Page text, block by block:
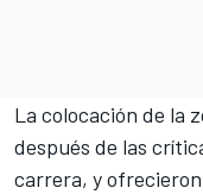
La colocación de la
después de las
carrera, y